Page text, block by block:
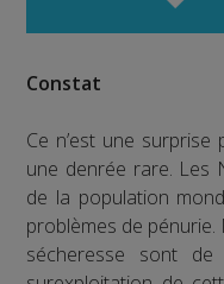
Constat
Ce n’est une
une denrée rare. Les
de la population
problèmes de
sécheresse sont